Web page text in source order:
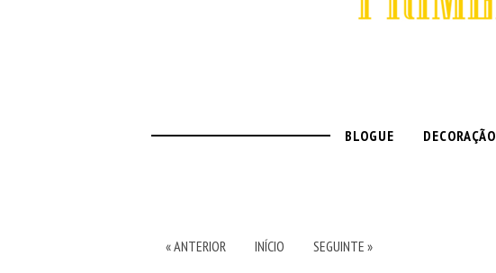
BLOGUE DECORAÇÃO
« ANTERIOR INÍCIO SEGUINTE »